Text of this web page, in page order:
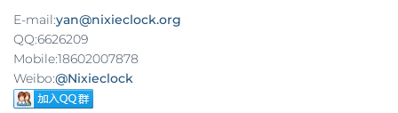
E-mail:yan@nixieclock.org
QQ:6626209
Mobile:18602007878
Weibo:@Nixieclock